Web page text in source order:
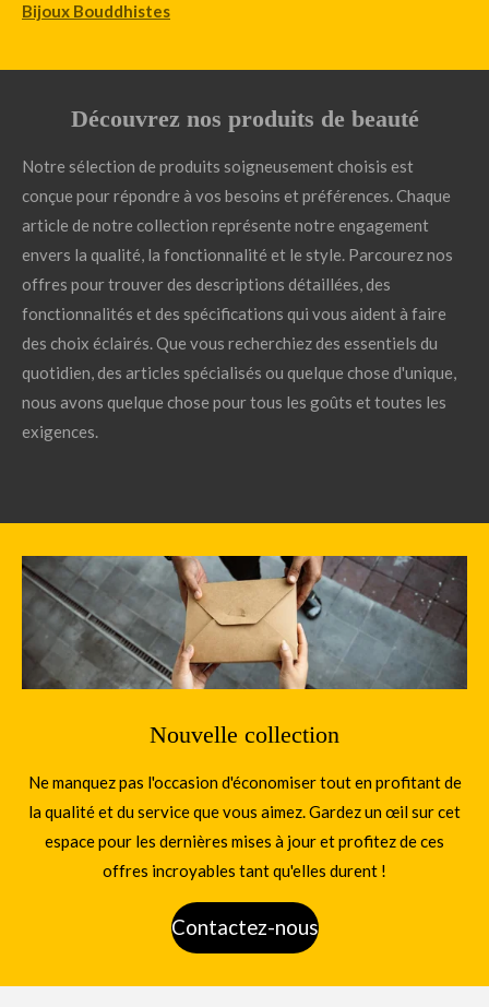
Bijoux Bouddhistes
Découvrez nos produits de beauté
Notre sélection de produits soigneusement choisis est
conçue pour répondre à vos besoins et préférences. Chaque
article de notre collection représente notre engagement
envers la qualité, la fonctionnalité et le style. Parcourez nos
offres pour trouver des descriptions détaillées, des
fonctionnalités et des spécifications qui vous aident à faire
des choix éclairés. Que vous recherchiez des essentiels du
quotidien, des articles spécialisés ou quelque chose d'unique,
nous avons quelque chose pour tous les goûts et toutes les
exigences.
Nouvelle collection
Ne manquez pas l'occasion d'économiser tout en profitant de
la qualité et du service que vous aimez. Gardez un œil sur cet
espace pour les dernières mises à jour et profitez de ces
offres incroyables tant qu'elles durent !
Contactez-nous